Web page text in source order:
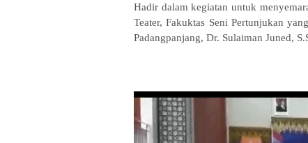
Hadir dalam kegiatan untuk
Teater, Fakuktas Seni Pertunjukan
Padangpanjang, Dr. Sulaiman Juned,